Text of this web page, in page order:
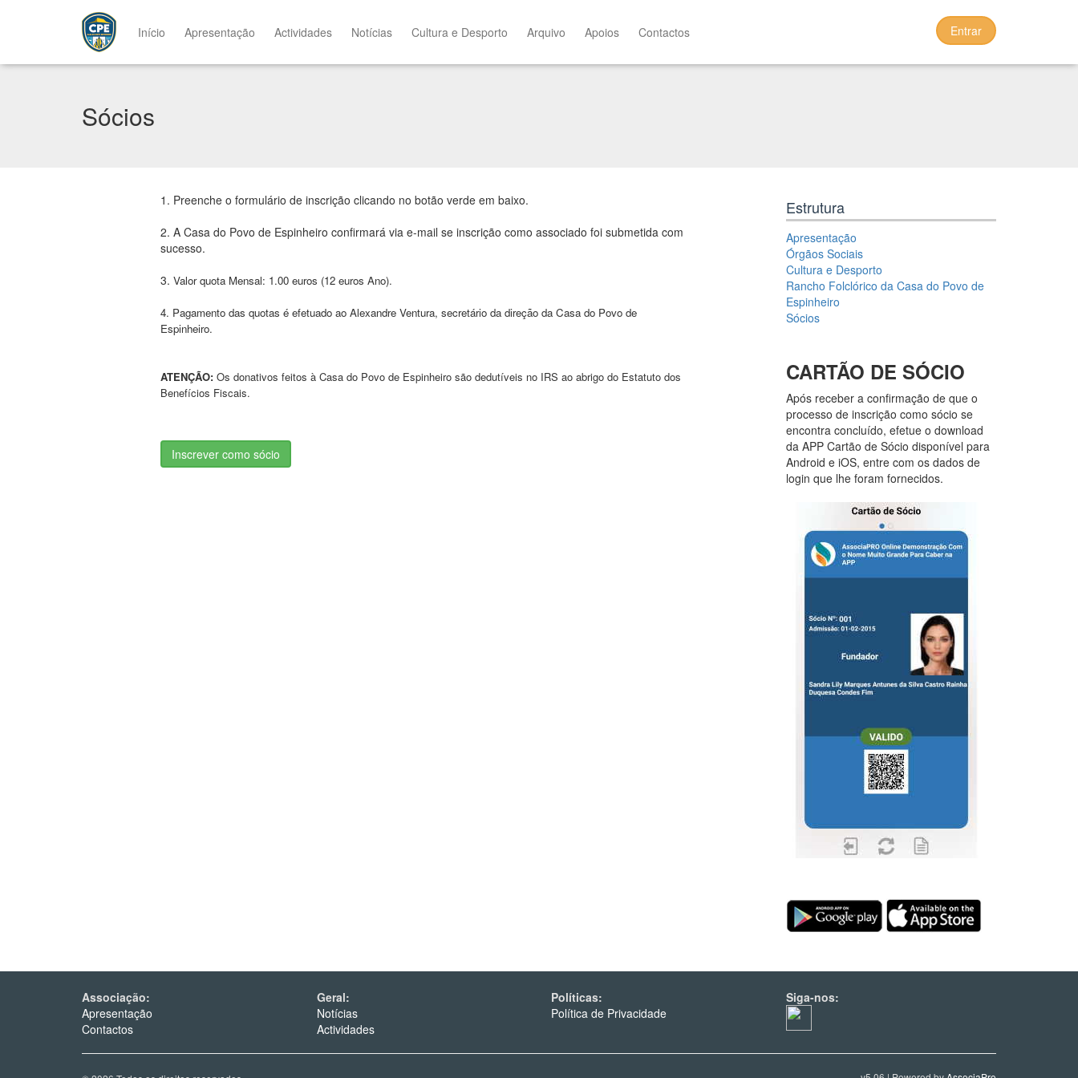
Início Apresentação Actividades Notícias Cultura e Desporto Arquivo Apoios Contactos Entrar
Sócios
1. Preenche o formulário de inscrição clicando no botão verde em baixo.
2. A Casa do Povo de Espinheiro confirmará via e-mail se inscrição como associado foi submetida com
sucesso.
3. Valor quota Mensal: 1.00 euros (12 euros Ano).
4. Pagamento das quotas é efetuado ao Alexandre Ventura, secretário da direção da Casa do Povo de
Espinheiro.
ATENÇÃO:Os donativos feitos à Casa do Povo de Espinheiro são dedutíveis no IRS ao abrigo do Estatuto dos
Benefícios Fiscais.
Inscrever como sócio
Estrutura
Apresentação
Órgãos Sociais
Cultura e Desporto
Rancho Folclórico da Casa do Povo de
Espinheiro
Sócios
CARTÃO DE SÓCIO
Após receber a confirmação de que o
processo de inscrição como sócio se
encontra concluído, efetue o download
da APP Cartão de Sócio disponível para
Android e iOS, entre com os dados de
login que lhe foram fornecidos.
Associação:
Apresentação
Contactos
Geral:
Notícias
Actividades
Políticas:
Política de Privacidade
Siga-nos: